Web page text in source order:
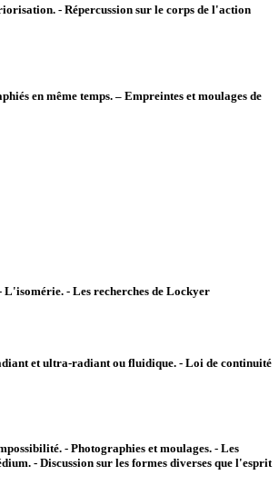
- Répercussion sur le corps de l'action
en même temps. – Empreintes et moulages de
- Les recherches de Lockyer
et ultra-radiant ou fluidique. - Loi de continuité
- Photographies et moulages. - Les
- Discussion sur les formes diverses que l'esprit